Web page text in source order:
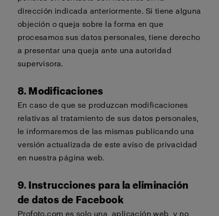
dirección indicada anteriormente. Si tiene alguna
objeción o queja sobre la forma en que
procesamos sus datos personales, tiene derecho
a presentar una queja ante una autoridad
supervisora.
8. Modificaciones
En caso de que se produzcan modificaciones
relativas al tratamiento de sus datos personales,
le informaremos de las mismas publicando una
versión actualizada de este aviso de privacidad
en nuestra página web.
9. Instrucciones para la eliminación
de datos de Facebook
Profoto.com es solo unaaplicación web y no